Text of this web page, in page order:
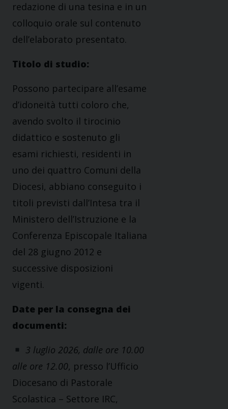
redazione di una tesina e in un
colloquio orale sul contenuto
dell’elaborato presentato.
Titolo di studio:
Possono partecipare all’esame
d’idoneità tutti coloro che,
avendo svolto il tirocinio
didattico e sostenuto gli
esami richiesti, residenti in
uno dei quattro Comuni della
Diocesi, abbiano conseguito i
titoli previsti dall’Intesa tra il
Ministero dell’Istruzione e la
Conferenza Episcopale Italiana
del 28 giugno 2012 e
successive disposizioni
vigenti.
Date per la consegna dei
documenti:
3 luglio 2026, dalle ore 10.00
alle ore 12.00, presso l’Ufficio
Diocesano di Pastorale
Scolastica – Settore IRC,